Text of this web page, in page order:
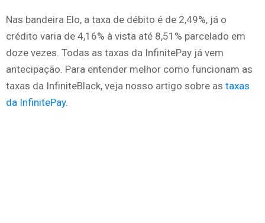
Nas bandeira Elo, a taxa de débito é de 2,49%, já o
crédito varia de 4,16% à vista até 8,51% parcelado em
doze vezes. Todas as taxas da InfinitePay já vem
antecipação. Para entender melhor como funcionam as
taxas da InfiniteBlack, veja nosso artigo sobre as taxas
da InfinitePay.